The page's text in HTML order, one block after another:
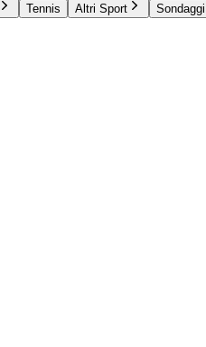
Tennis Altri Sport Sondaggi